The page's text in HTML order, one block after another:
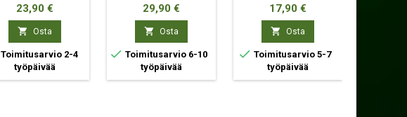
Hinta
23,90 €
 Osta
Toimitusarvio 2-4
työpäivää
Hinta
29,90 €
 Osta
 Toimitusarvio 6-10
työpäivää
TYYPPI MUSTA
Hinta
17,90 €
 Osta
 Toimitusarvio 5-7
työpäivää